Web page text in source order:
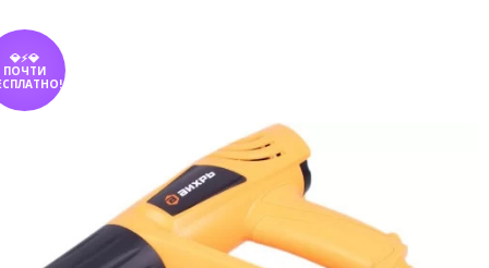
💎⚡💎
ПОЧТИ